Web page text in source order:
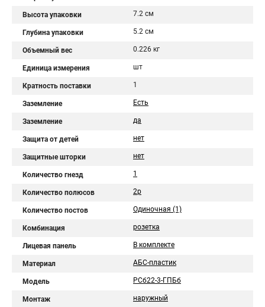
Высота упаковки 7.2 см
Глубина упаковки 5.2 см
Объемный вес 0.226 кг
Единица измерения шт
Кратность поставки 1
Заземление Есть
Заземление да
Защита от детей нет
Защитные шторки нет
Количество гнезд 1
Количество полюсов 2p
Количество постов Одиночная (1)
Комбинация розетка
Лицевая панель В комплекте
Материал АБС-пластик
Модель РСб22-3-ГПБб
Монтаж наружный